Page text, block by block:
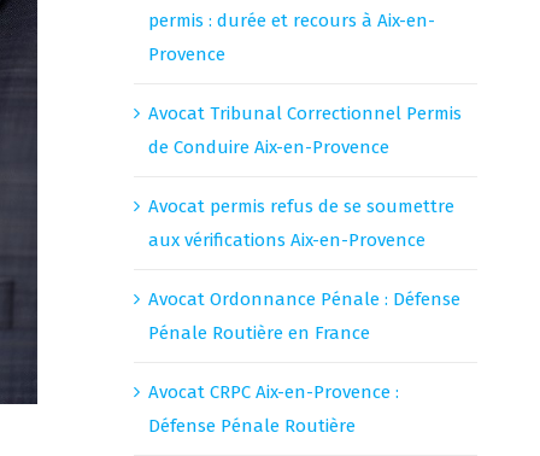
permis : durée et recours à Aix-en-
Provence
Avocat Tribunal Correctionnel Permis
de Conduire Aix-en-Provence
Avocat permis refus de se soumettre
aux vérifications Aix-en-Provence
Avocat Ordonnance Pénale : Défense
Pénale Routière en France
Avocat CRPC Aix-en-Provence :
Défense Pénale Routière